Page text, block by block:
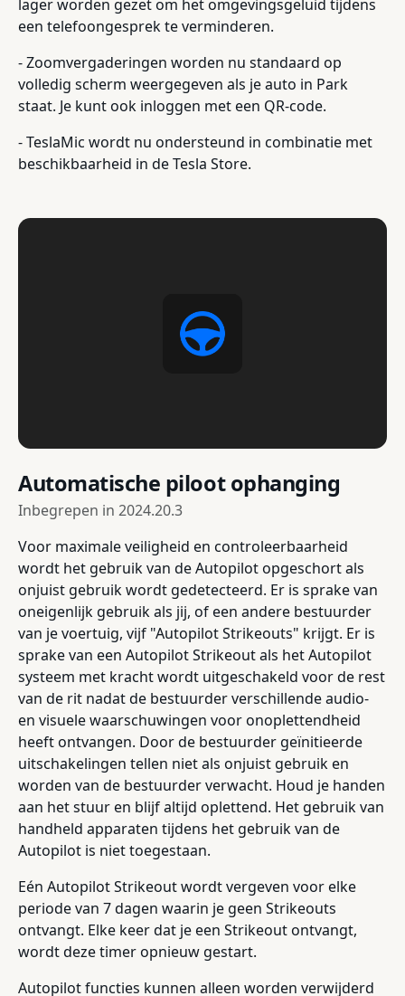
lager worden gezet om het omgevingsgeluid tijdens
een telefoongesprek te verminderen.
- Zoomvergaderingen worden nu standaard op
volledig scherm weergegeven als je auto in Park
staat. Je kunt ook inloggen met een QR-code.
- TeslaMic wordt nu ondersteund in combinatie met
beschikbaarheid in de Tesla Store.
Automatische piloot ophanging
Inbegrepen in 2024.20.3
Voor maximale veiligheid en controleerbaarheid
wordt het gebruik van de Autopilot opgeschort als
onjuist gebruik wordt gedetecteerd. Er is sprake van
oneigenlijk gebruik als jij, of een andere bestuurder
van je voertuig, vijf "Autopilot Strikeouts" krijgt. Er is
sprake van een Autopilot Strikeout als het Autopilot
systeem met kracht wordt uitgeschakeld voor de rest
van de rit nadat de bestuurder verschillende audio-
en visuele waarschuwingen voor onoplettendheid
heeft ontvangen. Door de bestuurder geïnitieerde
uitschakelingen tellen niet als onjuist gebruik en
worden van de bestuurder verwacht. Houd je handen
aan het stuur en blijf altijd oplettend. Het gebruik van
handheld apparaten tijdens het gebruik van de
Autopilot is niet toegestaan.
Eén Autopilot Strikeout wordt vergeven voor elke
periode van 7 dagen waarin je geen Strikeouts
ontvangt. Elke keer dat je een Strikeout ontvangt,
wordt deze timer opnieuw gestart.
Autopilot functies kunnen alleen worden verwijderd